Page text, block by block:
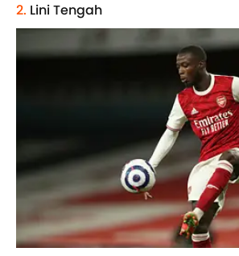
2. Lini Tengah